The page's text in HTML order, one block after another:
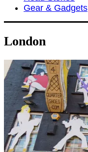
Gear & Gadgets
London